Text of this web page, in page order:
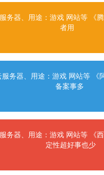
务器、用途：游戏 网站等 《
者用
务器、用途：游戏 网站等 《
备案事多
务器、用途：游戏 网站等 《
定性超好事也少